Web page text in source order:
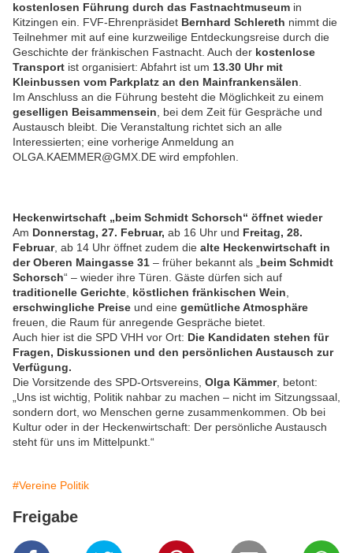
kostenlosen Führung durch das Fastnachtmuseum in
Kitzingen ein. FVF-Ehrenpräsidet Bernhard Schlereth nimmt die
Teilnehmer mit auf eine kurzweilige Entdeckungsreise durch die
Geschichte der fränkischen Fastnacht. Auch der kostenlose
Transport ist organisiert: Abfahrt ist um 13.30 Uhr mit
Kleinbussen vom Parkplatz an den Mainfrankensälen
Im Anschluss an die Führung besteht die Möglichkeit zu einem
geselligen Beisammensein , bei dem Zeit für Gespräche und
Austausch bleibt. Die Veranstaltung richtet sich an alle
Interessierten; eine vorherige Anmeldung an
OLGA.KAEMMER@GMX.DE wird empfohlen.
Heckenwirtschaft „beim Schmidt Schorsch“ öffnet wieder
Am Donnerstag, 27. Februar, ab 16 Uhr und Freitag, 28.
Februar, ab 14 Uhr öffnet zudem die alte Heckenwirtschaft in
der Oberen Maingasse 31 – früher bekannt als „ beim Schmidt
Schorsch“ – wieder ihre Türen. Gäste dürfen sich auf
traditionelle Gerichte köstlichen fränkischen Wein
erschwingliche Preise und eine gemütliche Atmosphäre
freuen, die Raum für anregende Gespräche bietet.
Auch hier ist die SPD VHH vor Ort: Die Kandidaten stehen für
Fragen, Diskussionen und den persönlichen Austausch zur
Verfügung.
Die Vorsitzende des SPD-Ortsvereins, Olga Kämmer, betont:
„Uns ist wichtig, Politik nahbar zu machen – nicht im Sitzungssaal,
sondern dort, wo Menschen gerne zusammenkommen. Ob bei
Kultur oder in der Heckenwirtschaft: Der persönliche Austausch
steht für uns im Mittelpunkt.“
#Vereine Politik
Freigabe